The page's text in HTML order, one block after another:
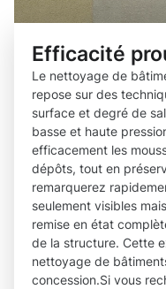
Efficacité
Le nettoyage de
repose sur des
surface et degré de
basse et haute
efficacement les
dépôts, tout en
remarquerez
seulement visibles
remise en état
de la structure. Cette
nettoyage de
concession.Si vous